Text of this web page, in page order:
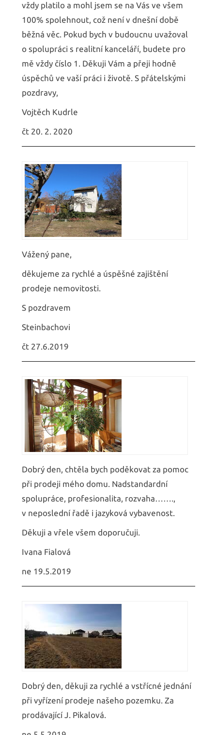
vždy platilo a mohl jsem se na Vás ve všem
100% spolehnout, což není v dnešní době
běžná věc. Pokud bych v budoucnu uvažoval
o spolupráci s realitní kanceláří, budete pro
mě vždy číslo 1. Děkuji Vám a přeji hodně
úspěchů ve vaší práci i životě. S přátelskými
pozdravy,
Vojtěch Kudrle
čt 20. 2. 2020
Vážený pane,
děkujeme za rychlé a úspěšné zajištění
prodeje nemovitosti.
S pozdravem
Steinbachovi
čt 27.6.2019
Dobrý den, chtěla bych poděkovat za pomoc
při prodeji mého domu. Nadstandardní
spolupráce, profesionalita, rozvaha…….,
v neposlední řadě i jazyková vybavenost.
Děkuji a vřele všem doporučuji.
Ivana Fialová
ne 19.5.2019
Dobrý den, děkuji za rychlé a vstřícné jednání
při vyřízení prodeje našeho pozemku. Za
prodávající J. Pikalová.